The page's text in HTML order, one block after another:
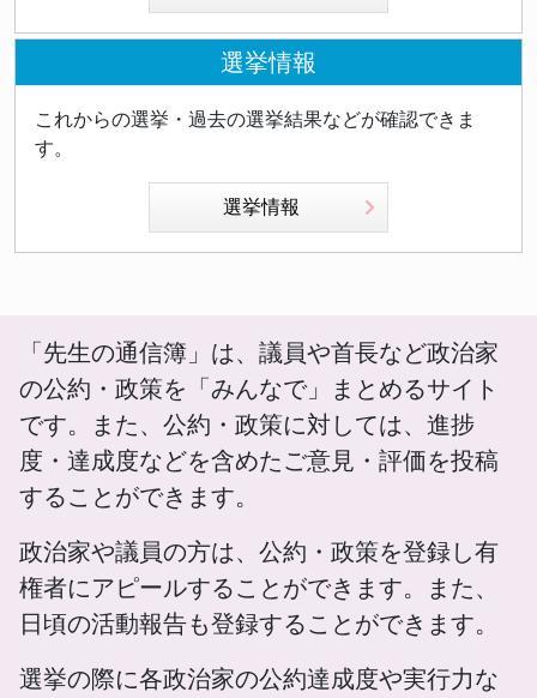
選挙情報
これからの選挙・過去の選挙結果などが確認できま
す。
選挙情報
「先生の通信簿」は、議員や首長など政治家
の公約・政策を「みんなで」まとめるサイト
です。また、公約・政策に対しては、進捗
度・達成度などを含めたご意見・評価を投稿
することができます。
政治家や議員の方は、公約・政策を登録し有
権者にアピールすることができます。また、
日頃の活動報告も登録することができます。
選挙の際に各政治家の公約達成度や実行力な